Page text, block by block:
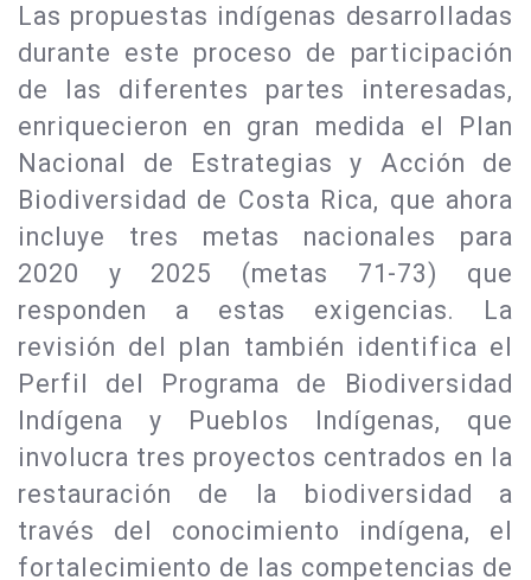
Las propuestas indígenas desarrolladas
durante este proceso de participación
de las diferentes partes interesadas,
enriquecieron en gran medida el Plan
Nacional de Estrategias y Acción de
Biodiversidad de Costa Rica, que ahora
incluye tres metas nacionales para
2020 y 2025 (metas 71-73) que
responden a estas exigencias. La
revisión del plan también identifica el
Perfil del Programa de Biodiversidad
Indígena y Pueblos Indígenas, que
involucra tres proyectos centrados en la
restauración de la biodiversidad a
través del conocimiento indígena, el
fortalecimiento de las competencias de